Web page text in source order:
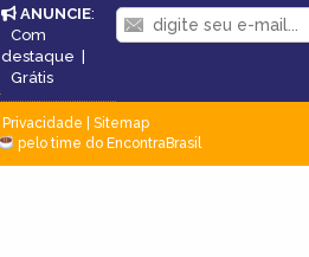
ANUNCIE:
Com
destaque |
Grátis
Privacidade
Sitemap
pelo time do EncontraBrasil